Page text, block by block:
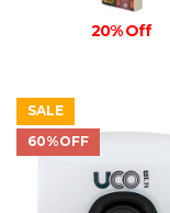
20% Off
SALE
60%OFF